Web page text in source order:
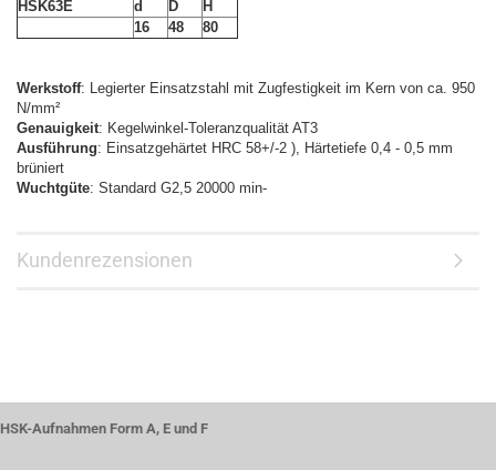
HSK63E d D
H
16
48 80
Werkstoff: Legierter Einsatzstahl mit Zugfestigkeit im Kern von ca. 950
N/mm²
Genauigkeit: Kegelwinkel-Toleranzqualität AT3
Ausführung: Einsatzgehärtet HRC 58+/-2 ), Härtetiefe 0,4 - 0,5 mm
brüniert
Wuchtgüte: Standard G2,5 20000 min-
Kundenrezensionen
HSK-Aufnahmen Form A, E und F